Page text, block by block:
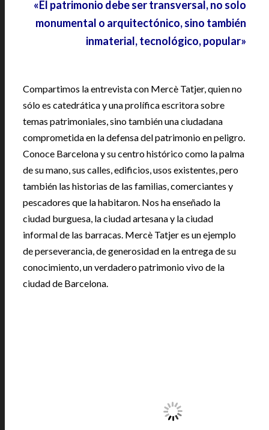
«El patrimonio debe ser transversal, no solo
monumental o arquitectónico, sino también
inmaterial, tecnológico, popular»
Compartimos la entrevista con Mercè Tatjer, quien no
sólo es catedrática y una prolífica escritora sobre
temas patrimoniales, sino también una ciudadana
comprometida en la defensa del patrimonio en peligro.
Conoce Barcelona y su centro histórico como la palma
de su mano, sus calles, edificios, usos existentes, pero
también las historias de las familias, comerciantes y
pescadores que la habitaron. Nos ha enseñado la
ciudad burguesa, la ciudad artesana y la ciudad
informal de las barracas. Mercè Tatjer es un ejemplo
de perseverancia, de generosidad en la entrega de su
conocimiento, un verdadero patrimonio vivo de la
ciudad de Barcelona.